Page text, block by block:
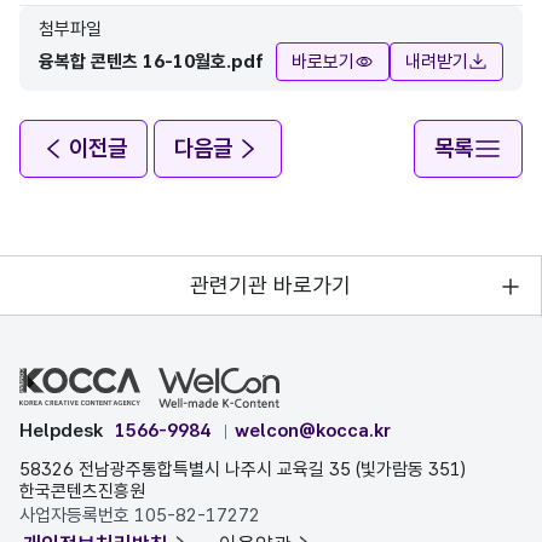
첨부파일
융복합 콘텐츠 16-10월호.pdf
바로보기 내려받기
이전글 다음글 목록
관련기관 바로가기
Helpdesk 1566-9984
welcon@kocca.kr
58326 전남광주통합특별시 나주시 교육길 35 (빛가람동 351)
한국콘텐츠진흥원
사업자등록번호 105-82-17272